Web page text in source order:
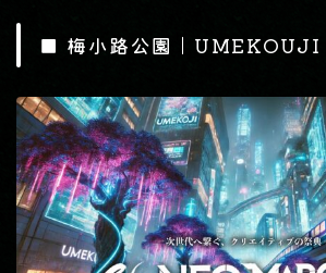
■ 梅小路公園｜UMEKOUJI